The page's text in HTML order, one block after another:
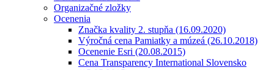
Organizačné zložky
Ocenenia
Značka kvality 2. stupňa (16.09.2020)
Výročná cena Pamiatky a múzeá (26.10.2018)
Ocenenie Esri (20.08.2015)
Cena Transparency International Slovensko